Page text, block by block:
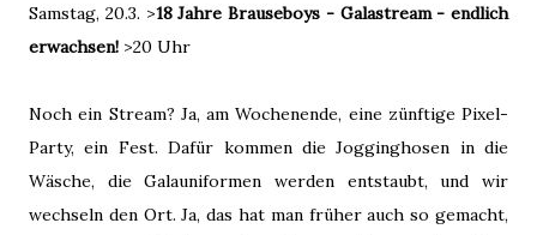
Samstag, 20.3. >18 Jahre Brauseboys - Galastream - endlich
erwachsen! >20 Uhr
Noch ein Stream? Ja, am Wochenende, eine zünftige Pixel-
Party, ein Fest. Dafür kommen die Jogginghosen in die
Wäsche, die Galauniformen werden entstaubt, und wir
wechseln den Ort. Ja, das hat man früher auch so gemacht,